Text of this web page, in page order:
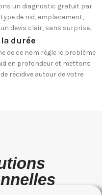
un diagnostic gratuit par
de nid, emplacement,
devis clair, sans surprise.
durée
de ce nom règle le problème
en profondeur et mettons
récidive autour de votre